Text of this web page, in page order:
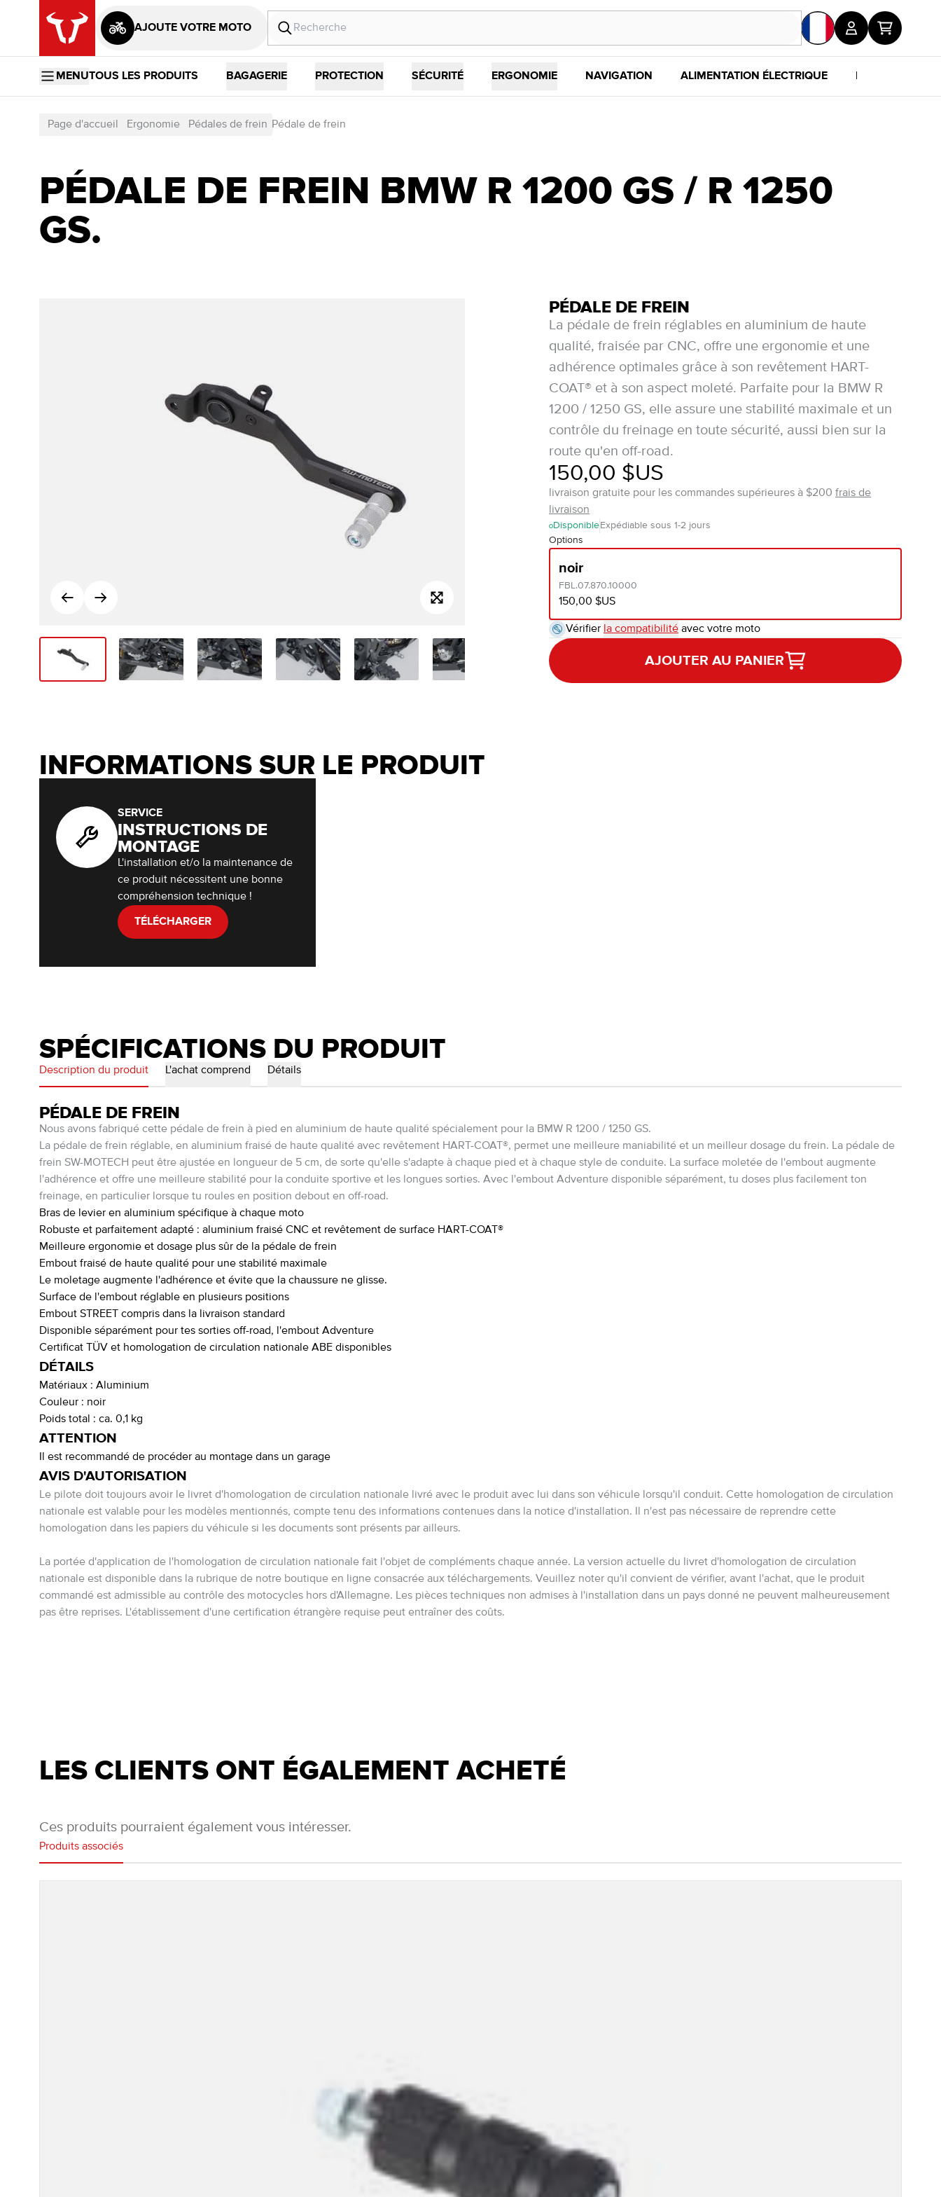
AJOUTE VOTRE MOTO
MENUTOUS LES PRODUITS BAGAGERIE PROTECTION SÉCURITÉ ERGONOMIE NAVIGATION ALIMENTATION ÉLECTRIQUE
Page d'accueil Ergonomie Pédales de frein Pédale de frein
PÉDALE DE FREIN BMW R 1200 GS / R 1250
GS.
PÉDALE DE FREIN
La pédale de frein réglables en aluminium de haute
qualité, fraisée par CNC, offre une ergonomie et une
adhérence optimales grâce à son revêtement HART-
COAT® et à son aspect moleté. Parfaite pour la BMW R
1200 / 1250 GS, elle assure une stabilité maximale et un
contrôle du freinage en toute sécurité, aussi bien sur la
route qu'en off-road.
150,00 $US
livraison gratuite pour les commandes supérieures à $200 frais de
livraison
Disponible Expédiable sous 1-2 jours
Options
noir
FBL.07.870.10000
150,00 $US
Vérifier la compatibilité avec votre moto
AJOUTER AU PANIER
INFORMATIONS SUR LE PRODUIT
SERVICE
INSTRUCTIONS DE
MONTAGE
L'installation et/o la maintenance de
ce produit nécessitent une bonne
compréhension technique !
TÉLÉCHARGER
SPÉCIFICATIONS DU PRODUIT
Description du produit L'achat comprend Détails
PÉDALE DE FREIN
Nous avons fabriqué cette pédale de frein à pied en aluminium de haute qualité spécialement pour la BMW R 1200 / 1250 GS.
La pédale de frein réglable, en aluminium fraisé de haute qualité avec revêtement HART-COAT®, permet une meilleure maniabilité et un meilleur dosage du frein. La pédale de
frein SW-MOTECH peut être ajustée en longueur de 5 cm, de sorte qu'elle s'adapte à chaque pied et à chaque style de conduite. La surface moletée de l'embout augmente
l'adhérence et offre une meilleure stabilité pour la conduite sportive et les longues sorties. Avec l'embout Adventure disponible séparément, tu doses plus facilement ton
freinage, en particulier lorsque tu roules en position debout en off-road.
Bras de levier en aluminium spécifique à chaque moto
Robuste et parfaitement adapté : aluminium fraisé CNC et revêtement de surface HART-COAT®
Meilleure ergonomie et dosage plus sûr de la pédale de frein
Embout fraisé de haute qualité pour une stabilité maximale
Le moletage augmente l'adhérence et évite que la chaussure ne glisse.
Surface de l'embout réglable en plusieurs positions
Embout STREET compris dans la livraison standard
Disponible séparément pour tes sorties off-road, l'embout Adventure
Certificat TÜV et homologation de circulation nationale ABE disponibles
DÉTAILS
Matériaux : Aluminium
Couleur : noir
Poids total : ca. 0,1 kg
ATTENTION
Il est recommandé de procéder au montage dans un garage
AVIS D'AUTORISATION
Le pilote doit toujours avoir le livret d'homologation de circulation nationale livré avec le produit avec lui dans son véhicule lorsqu'il conduit. Cette homologation de circulation
nationale est valable pour les modèles mentionnés, compte tenu des informations contenues dans la notice d'installation. Il n'est pas nécessaire de reprendre cette
homologation dans les papiers du véhicule si les documents sont présents par ailleurs.
La portée d'application de l'homologation de circulation nationale fait l'objet de compléments chaque année. La version actuelle du livret d'homologation de circulation
nationale est disponible dans la rubrique de notre boutique en ligne consacrée aux téléchargements. Veuillez noter qu'il convient de vérifier, avant l'achat, que le produit
commandé est admissible au contrôle des motocycles hors d'Allemagne. Les pièces techniques non admises à l'installation dans un pays donné ne peuvent malheureusement
pas être reprises. L'établissement d'une certification étrangère requise peut entraîner des coûts.
LES CLIENTS ONT ÉGALEMENT ACHETÉ
Ces produits pourraient également vous intéresser.
Produits associés